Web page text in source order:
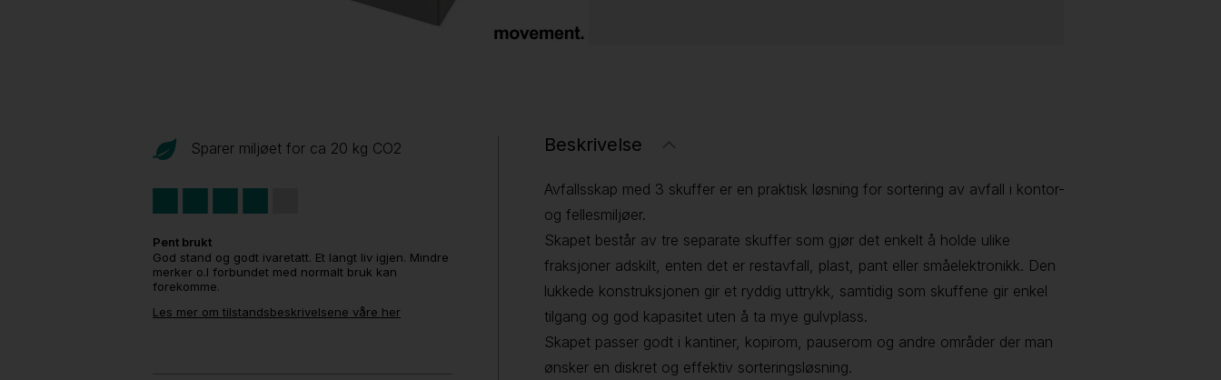
Sparer miljøet for ca 20 kg CO2
Pent brukt
God stand og godt ivaretatt. Et langt liv igjen. Mindre
merker o.l forbundet med normalt bruk kan
forekomme.
Les mer om tilstandsbeskrivelsene våre her
Beskrivelse
Avfallsskap med 3 skuffer er en praktisk løsning for sortering av avfall i kontor-
og fellesmiljøer.
Skapet består av tre separate skuffer som gjør det enkelt å holde ulike
fraksjoner adskilt, enten det er restavfall, plast, pant eller småelektronikk. Den
lukkede konstruksjonen gir et ryddig uttrykk, samtidig som skuffene gir enkel
tilgang og god kapasitet uten å ta mye gulvplass.
Skapet passer godt i kantiner, kopirom, pauserom og andre områder der man
ønsker en diskret og effektiv sorteringsløsning.